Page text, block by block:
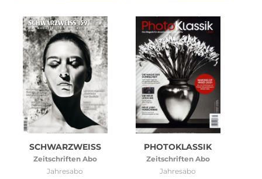
SCHWARZWEISS
Zeitschriften Abo
Jahresabo
PHOTOKLASSIK
Zeitschriften Abo
Jahresabo